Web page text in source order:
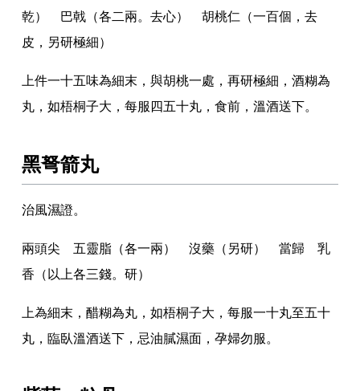
乾） 巴戟（各二兩。去心） 胡桃仁（一百個 ，去
皮 ， 另研極細）
上件一十五味為細末 ，與胡桃一處 ，再研極細 ，酒糊為
丸 ，如梧桐子大 ，每服四五十丸 ，食前 ，溫酒送下。
黑弩箭丸
治風濕證。
兩頭尖 五靈脂（各一兩） 沒藥（另研） 當歸 乳
香（以上各三錢。研）
上為細末 ，醋糊為丸 ，如梧桐子大 ，每服一十丸至五十
丸 ， 臨臥溫酒送下 ， 忌油膩濕面 ，孕婦勿服 。